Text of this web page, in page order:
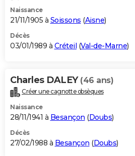
Naissance
21/11/1905 à Soissons (Aisne)
Décès
03/01/1989 à Créteil (Val-de-Marne)
Charles DALEY (46 ans)
Créer une cagnotte obsèques
Naissance
28/11/1941 à Besançon (Doubs)
Décès
27/02/1988 à Besançon (Doubs)